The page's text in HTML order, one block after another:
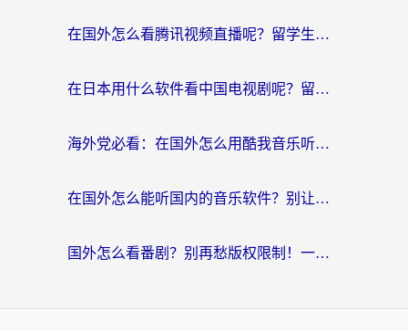
在国外怎么看腾讯视频直播呢？留学生亲测有效的回国加速指南
在日本用什么软件看中国电视剧呢？留学生亲测有效的回国加速方案
海外党必看：在国外怎么用酷我音乐听音乐？告别“地区不支持”的实用指南
在国外怎么能听国内的音乐软件？别让版权限制断了你的“中文歌单”
国外怎么看番剧？别再愁版权限制！一个工具解决所有回国追剧难题